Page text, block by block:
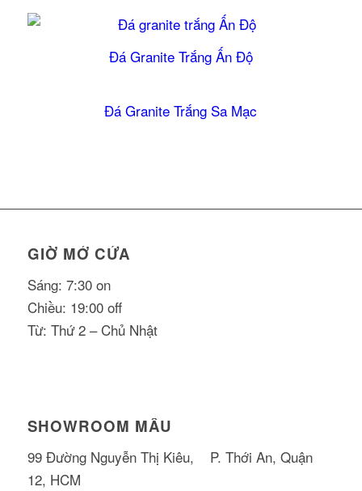
Đá Granite Trắng Ấn Độ
Đá Granite Trắng Sa Mạc
GIỜ MỞ CỬA
Sáng: 7:30 on
Chiều: 19:00 off
Từ: Thứ 2 – Chủ Nhật
SHOWROOM MẪU
99 Đường Nguyễn Thị Kiêu, P. Thới An, Quận
12, HCM